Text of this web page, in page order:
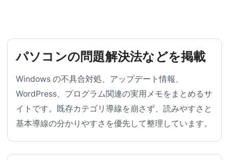
パソコンの問題解決法などを掲載
Windows の不具合対処、アップデート情報、
WordPress、プログラム関連の実用メモをまとめるサ
イトです。既存カテゴリ導線を崩さず、読みやすさと
基本導線の分かりやすさを優先して整理しています。